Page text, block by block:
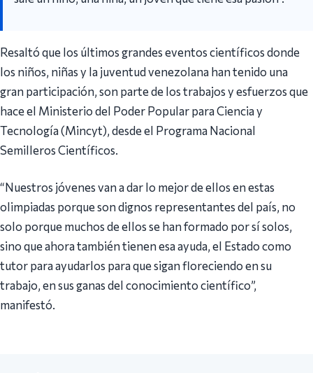
Resaltó que los últimos grandes eventos científicos donde
los niños, niñas y la juventud venezolana han tenido una
gran participación, son parte de los trabajos y esfuerzos que
hace el Ministerio del Poder Popular para Ciencia y
Tecnología (Mincyt), desde el Programa Nacional
Semilleros Científicos.
“Nuestros jóvenes van a dar lo mejor de ellos en estas
olimpiadas porque son dignos representantes del país, no
solo porque muchos de ellos se han formado por sí solos,
sino que ahora también tienen esa ayuda, el Estado como
tutor para ayudarlos para que sigan floreciendo en su
trabajo, en sus ganas del conocimiento científico”,
manifestó.